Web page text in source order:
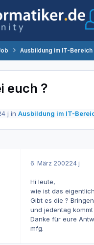
Ausbildung im IT-Bereich
euch ?
j in Ausbildung im IT-
6. März 200224 j
Hi leute,
wie ist das
Gibt es die ?
und jedentag
Danke für eure
mfg.